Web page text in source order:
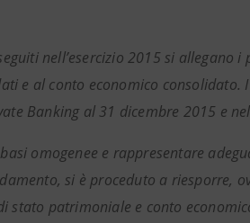
nell’esercizio 2015 si allegano
e al conto economico consolidato.
Banking al 31 dicembre 2015 e
omogenee e rappresentare
si è proceduto a riesporre,
stato patrimoniale e conto